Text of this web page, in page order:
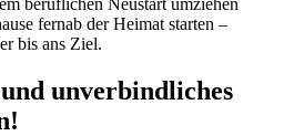
fernab der Heimat starten –
bis ans Ziel.
unverbindliches